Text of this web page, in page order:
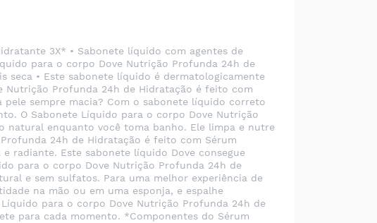
3X* • Sabonete líquido com agentes de
para o corpo Dove Nutrição Profunda 24h de
seca • Este sabonete líquido é dermatologicamente
Nutrição Profunda 24h de Hidratação é feito com
sempre macia? Com o sabonete líquido correto
O Sabonete Líquido para o corpo Dove Nutrição
natural enquanto você toma banho. Ele limpa e nutre
24h de Hidratação é feito com Sérum
radiante. Este sabonete líquido Dove consegue
para o corpo Dove Nutrição Profunda 24h de
e sem sulfatos. Para uma melhor experiência de
na mão ou em uma esponja, e espalhe
para o corpo Dove Nutrição Profunda 24h de
para cada momento. *Componentes do Sérum